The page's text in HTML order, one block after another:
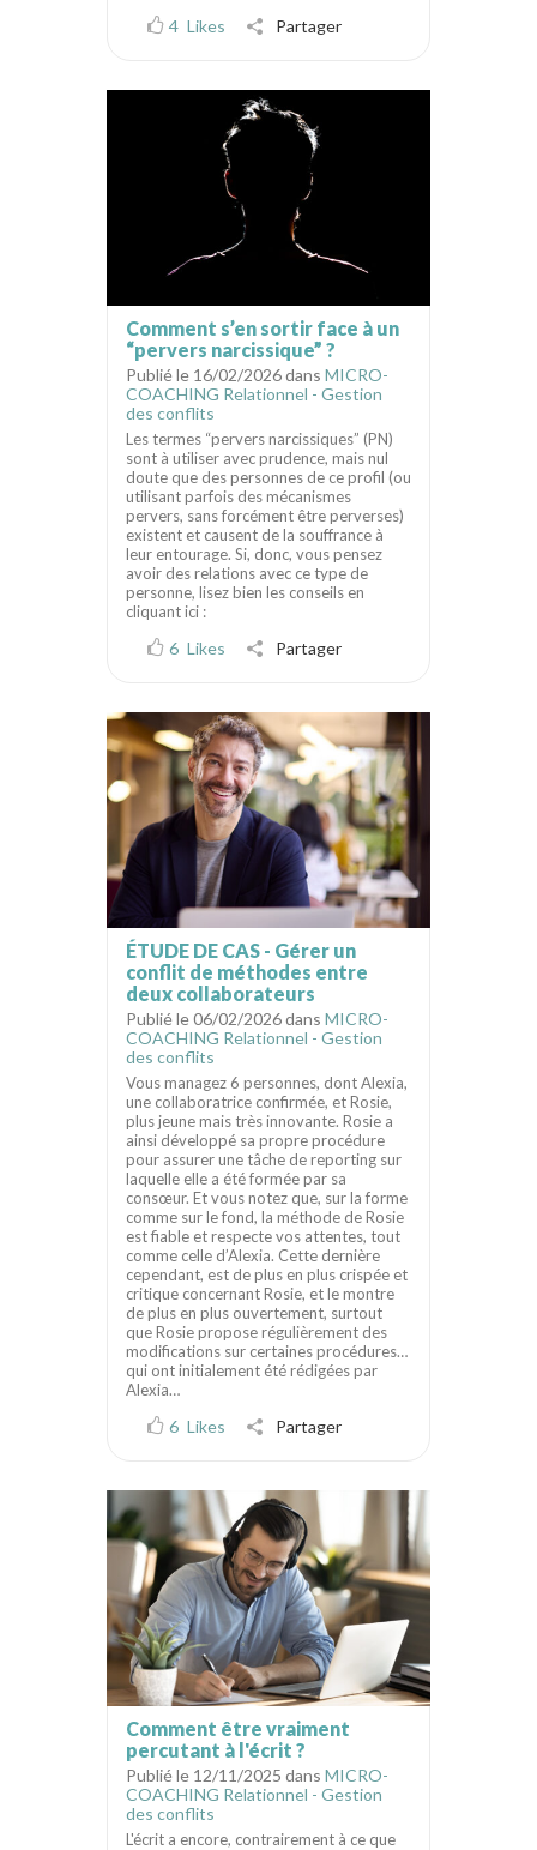
4 Likes Partager
Comment s’en sortir face à un
“pervers narcissique” ?
Publié le 16/02/2026 dans MICRO-
COACHING Relationnel - Gestion
des conflits
Les termes “pervers narcissiques” (PN)
sont à utiliser avec prudence, mais nul
doute que des personnes de ce profil (ou
utilisant parfois des mécanismes
pervers, sans forcément être perverses)
existent et causent de la souffrance à
leur entourage. Si, donc, vous pensez
avoir des relations avec ce type de
personne, lisez bien les conseils en
cliquant ici :
6 Likes Partager
ÉTUDE DE CAS - Gérer un
conflit de méthodes entre
deux collaborateurs
Publié le 06/02/2026 dans MICRO-
COACHING Relationnel - Gestion
des conflits
Vous managez 6 personnes, dont Alexia,
une collaboratrice confirmée, et Rosie,
plus jeune mais très innovante. Rosie a
ainsi développé sa propre procédure
pour assurer une tâche de reporting sur
laquelle elle a été formée par sa
consœur. Et vous notez que, sur la forme
comme sur le fond, la méthode de Rosie
est fiable et respecte vos attentes, tout
comme celle d’Alexia. Cette dernière
cependant, est de plus en plus crispée et
critique concernant Rosie, et le montre
de plus en plus ouvertement, surtout
que Rosie propose régulièrement des
modifications sur certaines procédures…
qui ont initialement été rédigées par
Alexia…
6 Likes Partager
Comment être vraiment
percutant à l'écrit ?
Publié le 12/11/2025 dans MICRO-
COACHING Relationnel - Gestion
des conflits
L'écrit a encore, contrairement à ce que